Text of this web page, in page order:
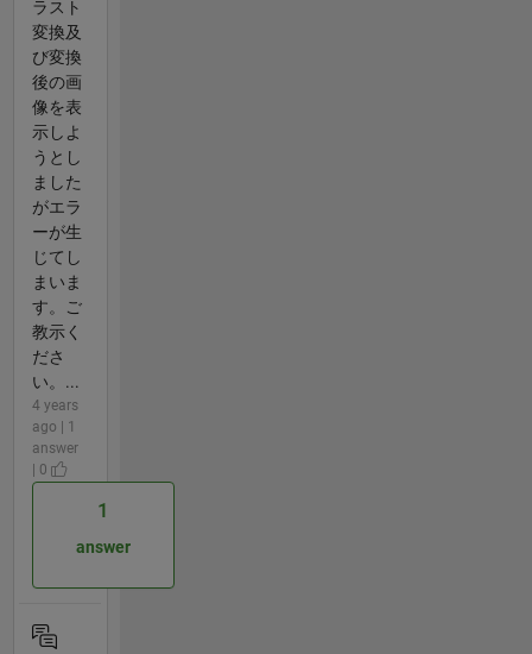
ラスト
変換及
び変換
後の画
像を表
示しよ
うとし
ました
がエラ
ーが生
じてし
まいま
す。ご
教示く
ださ
い。...
4 years
ago | 1
answer
| 0
1
answer